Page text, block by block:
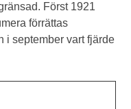
Först 1921
förrättas
i september vart fjärde